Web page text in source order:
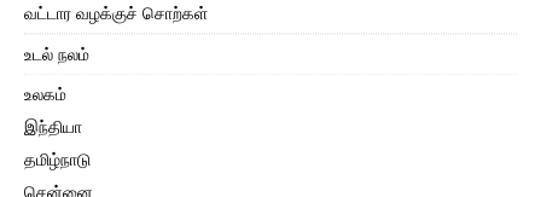
வட்டார வழக்குச் சொற்கள்
உடல் நலம்
உலகம்
இந்தியா
தமிழ்நாடு
சென்னை